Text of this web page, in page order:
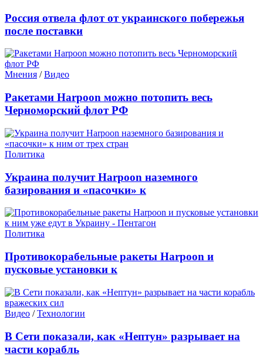
Россия отвела флот от украинского побережья
после поставки
Мнения /Видео
Ракетами Harpoon можно потопить весь
Черноморский флот РФ
Политика
Украина получит Harpoon наземного
базирования и «пасочки» к
Политика
Противокорабельные ракеты Harpoon и
пусковые установки к
Видео /Технологии
В Сети показали, как «Нептун» разрывает на
части корабль